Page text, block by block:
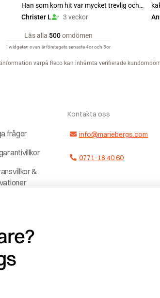
frågor
&
hos och
Kontakta oss
info@mariebergs.com
0771-18 40 60